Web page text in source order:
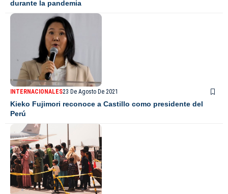
durante la pandemia
INTERNACIONALES23 De Agosto De 2021
Kieko Fujimori reconoce a Castillo como presidente del
Perú